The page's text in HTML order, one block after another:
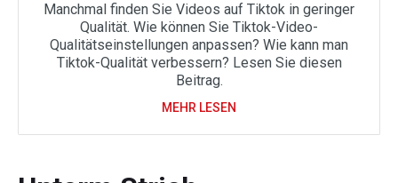
Manchmal finden Sie Videos auf Tiktok in geringer
Qualität. Wie können Sie Tiktok-Video-
Qualitätseinstellungen anpassen? Wie kann man
Tiktok-Qualität verbessern? Lesen Sie diesen
Beitrag.
MEHR LESEN